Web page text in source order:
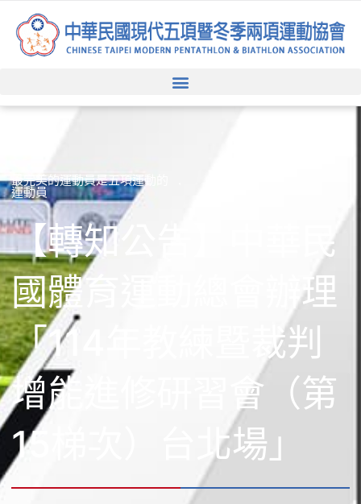
最完美的運動員是五項運動的
運動員
【轉知公告】中華民
國體育運動總會辦理
「114年教練暨裁判
增能進修研習會（第
15梯次）台北場」